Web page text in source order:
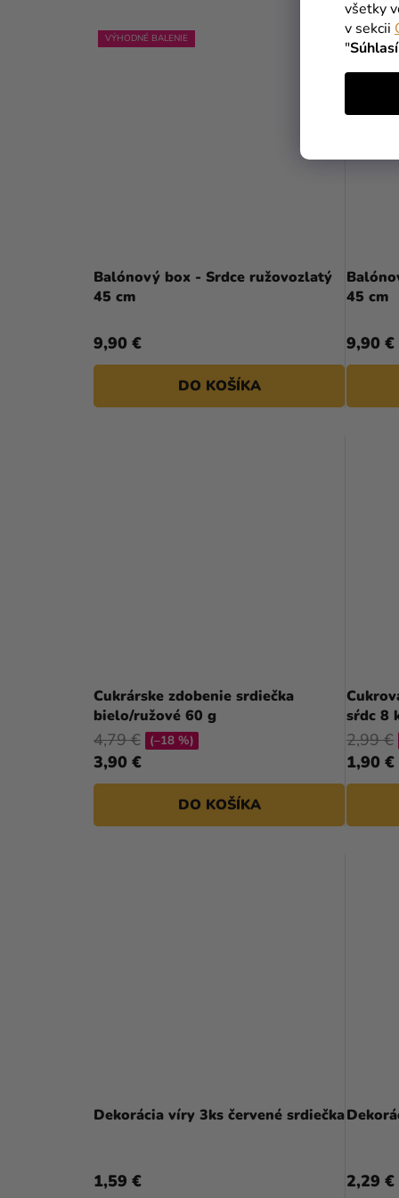
všetky
v sekcii
"
VÝHODNÉ BALENIE
Balónový box - Srdce ružovozlatý
45 cm
9,90 €
DO KOŠÍKA
45 cm
9,90 €
Cukrárske zdobenie srdiečka
bielo/ružové 60 g
3,90 €
4,79 € (–18 %)
DO KOŠÍKA
sŕdc 8
1,90 €
2,99 €
Dekorácia víry 3ks červené srdiečka
1,59 € 2,29 €